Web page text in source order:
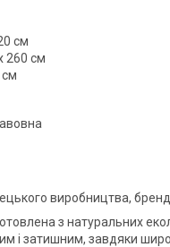
см
260 см
см
виробництва, бренд
з натуральних
і затишним, завдяки